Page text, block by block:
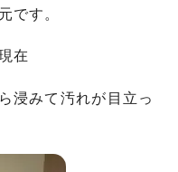
です。
在
浸みて汚れが目立っ